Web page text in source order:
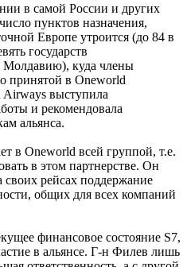
в самой России и других
пунктов назначения,
Европе утроится (до 84 в
государств
Молдавию), куда члены
принятой в Oneworld
выступила
и рекомендовала
альянса.
в Oneworld всей группой, т.е.
в этом партнерстве. Он
своих рейсах поддержание
общих для всех компаний
финансовое состояние S7,
в альянсе. Г-н Филев лишь